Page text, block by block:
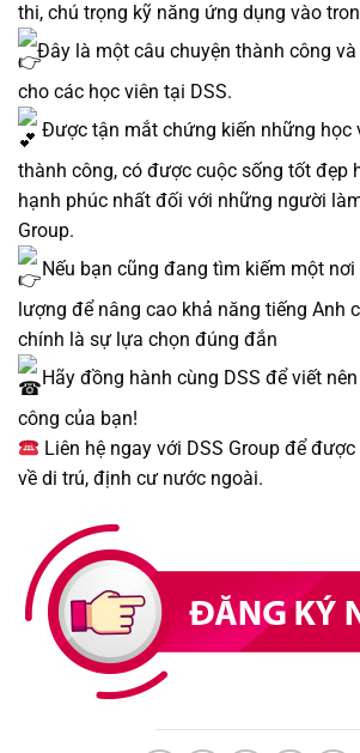
thi, chú trọng kỹ năng ứng dụng vào
Đây là một câu chuyện thành công
cho các học viên tại DSS.
Được tận mắt chứng kiến những học
thành công, có được cuộc sống tốt đẹp
hạnh phúc nhất đối với những người
Group.
Nếu bạn cũng đang tìm kiếm một
lượng để nâng cao khả năng tiếng Anh
chính là sự lựa chọn đúng đắn
Hãy đồng hành cùng DSS để viết
công của bạn!
Liên hệ ngay với DSS Group để
về di trú, định cư nước ngoài.